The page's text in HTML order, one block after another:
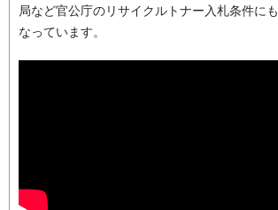
局など官公庁のリサイクルトナー入札条件にも
なっています。